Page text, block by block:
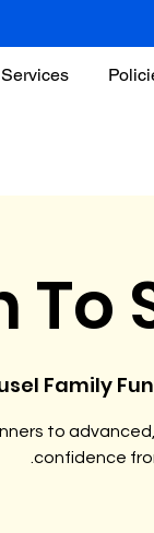
Services
To
Family
to
confidence